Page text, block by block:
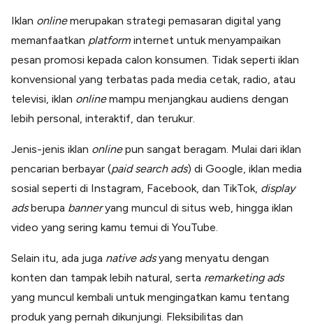
Iklan onlinemerupakan strategi pemasaran digital yang
memanfaatkan platform internet untuk menyampaikan
pesan promosi kepada calon konsumen. Tidak seperti iklan
konvensional yang terbatas pada media cetak, radio, atau
televisi, iklan onlinemampu menjangkau audiens dengan
lebih personal, interaktif, dan terukur.
Jenis-jenis iklan onlinepun sangat beragam. Mulai dari iklan
pencarian berbayar (paid search ads) di Google, iklan media
sosial seperti di Instagram, Facebook, dan TikTok, display
adsberupa banneryang muncul di situs web, hingga iklan
video yang sering kamu temui di YouTube.
Selain itu, ada juga native adsyang menyatu dengan
konten dan tampak lebih natural, serta remarketing ads
yang muncul kembali untuk mengingatkan kamu tentang
produk yang pernah dikunjungi. Fleksibilitas dan